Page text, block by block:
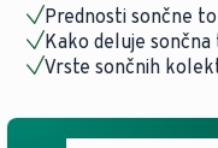
Prednosti sončne
Kako deluje
Vrste sončnih